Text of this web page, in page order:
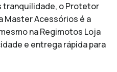
tranquilidade, o Protetor
Master Acessórios é a
na Regimotos Loja
e entrega rápida para